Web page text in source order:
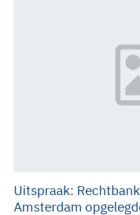
Uitspraak:
Amsterdam